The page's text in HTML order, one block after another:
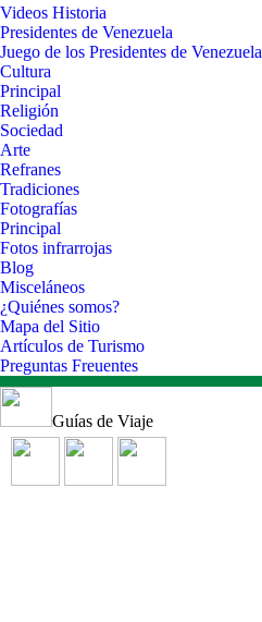
Videos Historia
Presidentes de Venezuela
Juego de los Presidentes de Venezuela
Cultura
Principal
Religión
Sociedad
Arte
Refranes
Tradiciones
Fotografías
Principal
Fotos infrarrojas
Blog
Misceláneos
¿Quiénes somos?
Mapa del Sitio
Artículos de Turismo
Preguntas Freuentes
Guías de Viaje